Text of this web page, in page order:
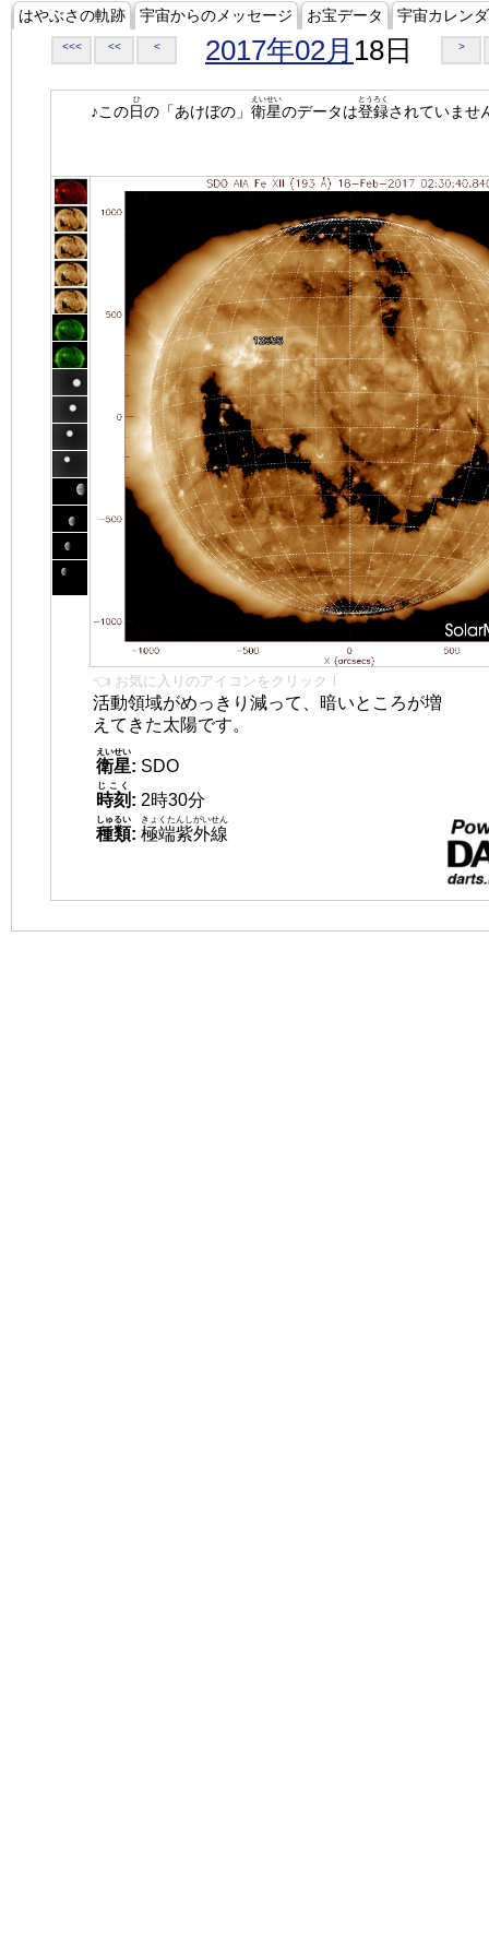
はやぶさの軌跡 宇宙からのメッセージ お宝データ 宇宙カレン
<<< << < 2017年02月 18日 >
♪この日
ひ
の「あけぼの」 衛星
えいせい
のデータは登録
とうろく
されていませ
👈 お気に入りのアイコンをクリック！
活動領域がめっきり減って、暗いところが増
えてきた太陽です。
衛星
えいせい
: SDO
時刻
じこく
: 2時30分
種類
しゅるい
: 極端紫外線
きょくたんしがいせん